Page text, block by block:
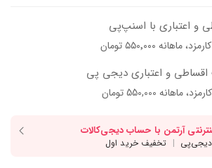
و اعتباری با اسنپ‌پی
اقساطی و اعتباری دیجی پی